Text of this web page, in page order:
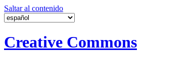
Saltar al contenido
Creative Commons